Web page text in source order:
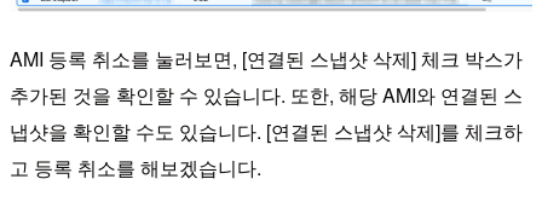
AMI 등록 취소를 눌러보면, [연결된 스냅샷 삭제] 체크 박스가
추가된 것을 확인할 수 있습니다. 또한, 해당 AMI와 연결된 스
냅샷을 확인할 수도 있습니다. [연결된 스냅샷 삭제]를 체크하
고 등록 취소를 해보겠습니다.